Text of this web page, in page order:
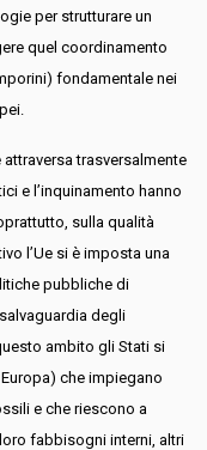
per strutturare un
quel coordinamento
fondamentale nei
attraversa trasversalmente
e l’inquinamento hanno
sulla qualità
l’Ue si è imposta una
pubbliche di
degli
ambito gli Stati si
che impiegano
e che riescono a
fabbisogni interni, altri